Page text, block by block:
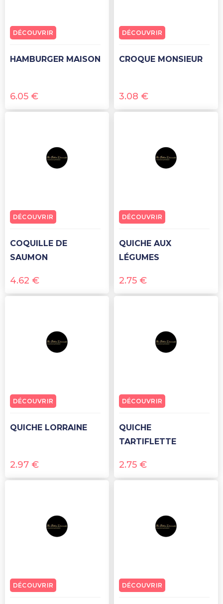
HAMBURGER MAISON
6.05 €
DÉCOUVRIR
CROQUE MONSIEUR
3.08 €
DÉCOUVRIR
COQUILLE DE
SAUMON
4.62 €
DÉCOUVRIR
QUICHE AUX
LÉGUMES
2.75 €
DÉCOUVRIR
QUICHE LORRAINE
2.97 €
DÉCOUVRIR
QUICHE
TARTIFLETTE
2.75 €
DÉCOUVRIR
DÉCOUVRIR DÉCOUVRIR